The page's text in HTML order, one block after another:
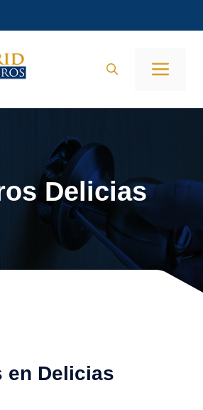
Delicias
en Delicias